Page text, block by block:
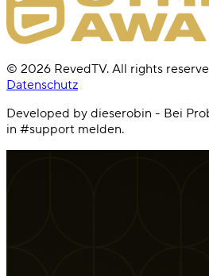
© 2026 RevedTV. All rights
Datenschutz
Developed by dieserobin - Bei
in #support melden.